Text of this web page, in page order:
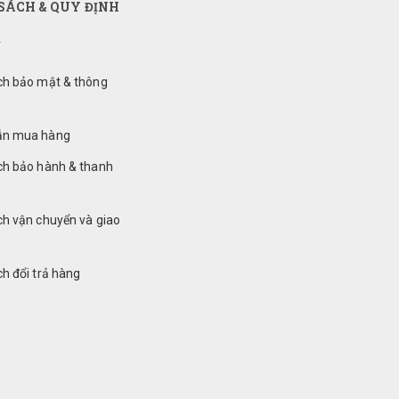
& QUY ĐỊNH
bảo mật & thông
mua hàng
bảo hành & thanh
vận chuyển và giao
đổi trả hàng